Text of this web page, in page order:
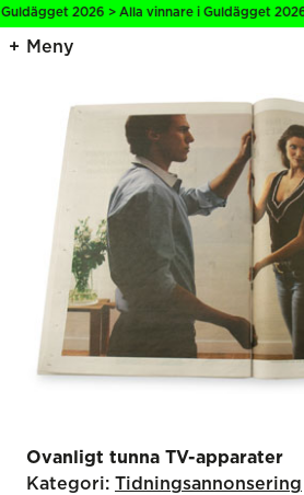
2026 > Alla vinnare i Guldägget
Meny
Ovanligt tunna TV-apparater
Kategori: Tidnings­annonsering